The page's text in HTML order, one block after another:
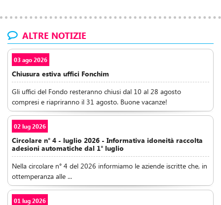
ALTRE NOTIZIE
03 ago 2026
Chiusura estiva uffici Fonchim
Gli uffici del Fondo resteranno chiusi dal 10 al 28 agosto
compresi e riapriranno il 31 agosto. Buone vacanze!
02 lug 2026
Circolare n° 4 - luglio 2026 - Informativa idoneità raccolta
adesioni automatiche dal 1° luglio
Nella circolare n° 4 del 2026 informiamo le aziende iscritte che, in
ottemperanza alle ...
01 lug 2026